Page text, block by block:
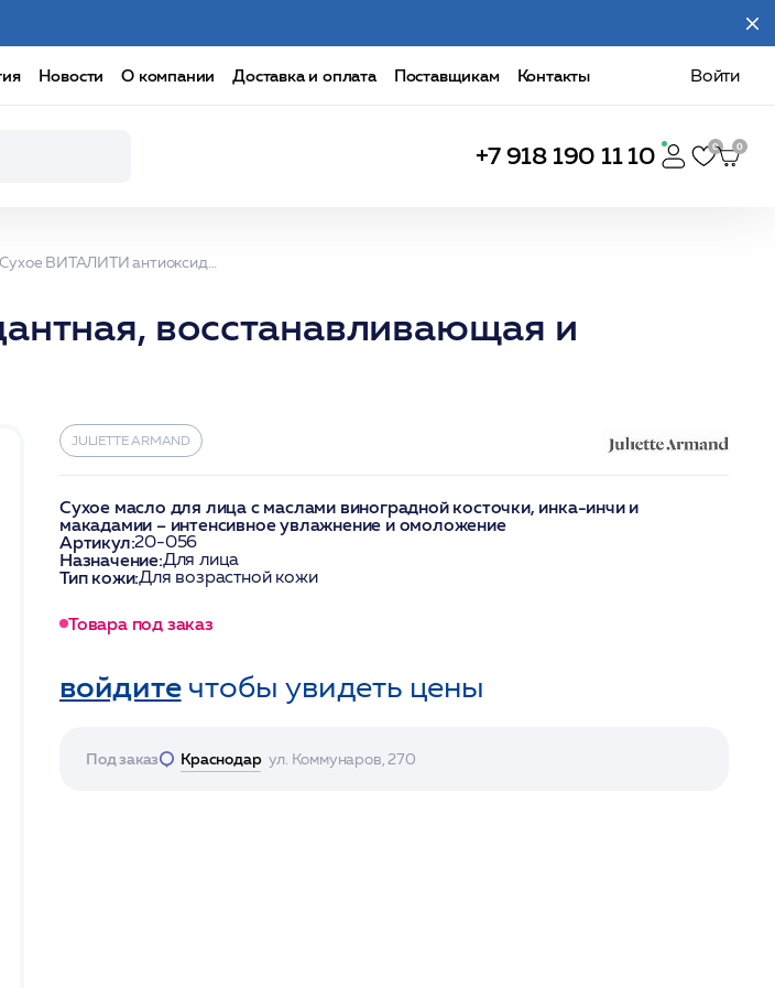
Новости О компании Доставка и оплата Поставщикам Контакты Войти
+7 918 190 11 10
восстанавливающая и
JULIETTE ARMAND
Сухое масло для лица с маслами виноградной косточки, инка-инчи и
макадамии – интенсивное увлажнение и омоложение
Артикул:20-056
Назначение:Для лица
Тип кожи:Для возрастной кожи
Товара под заказ
войдитечтобы увидеть цены
Под заказ Краснодар ул. Коммунаров, 270